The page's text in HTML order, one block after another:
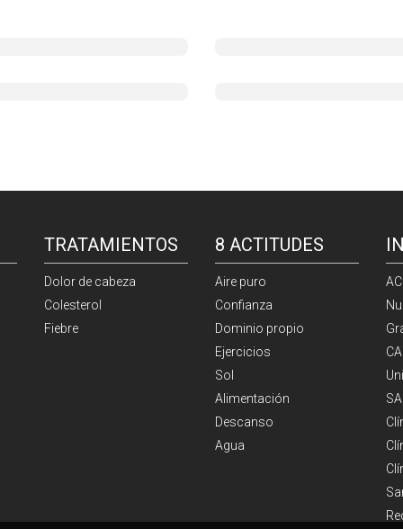
TRATAMIENTOS
Dolor de cabeza
Colesterol
Fiebre
8 ACTITUDES
Aire puro
Confianza
Dominio propio
Ejercicios
Sol
Alimentación
Descanso
Agua